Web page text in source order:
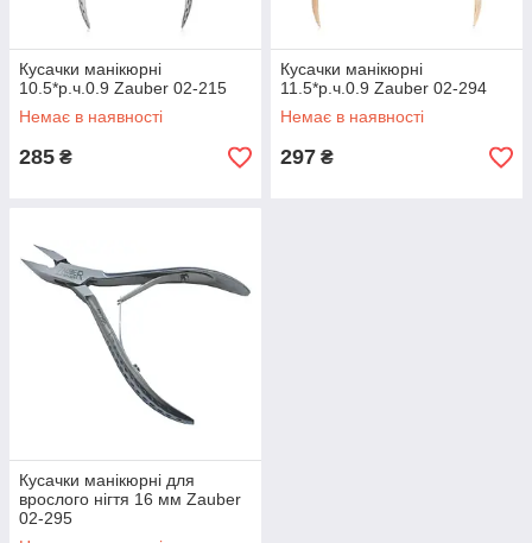
Кусачки манікюрні
10.5*р.ч.0.9 Zauber 02-215
Немає в наявності
285 ₴
Кусачки манікюрні
11.5*р.ч.0.9 Zauber 02-294
Немає в наявності
297 ₴
Кусачки манікюрні для
врослого нігтя 16 мм Zauber
02-295